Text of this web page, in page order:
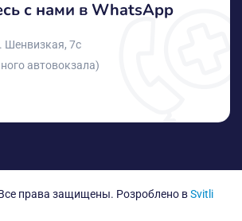
с нами в WhatsApp
Шенвизкая, 7с
автовокзала)
права защищены. Розроблено вSvitli